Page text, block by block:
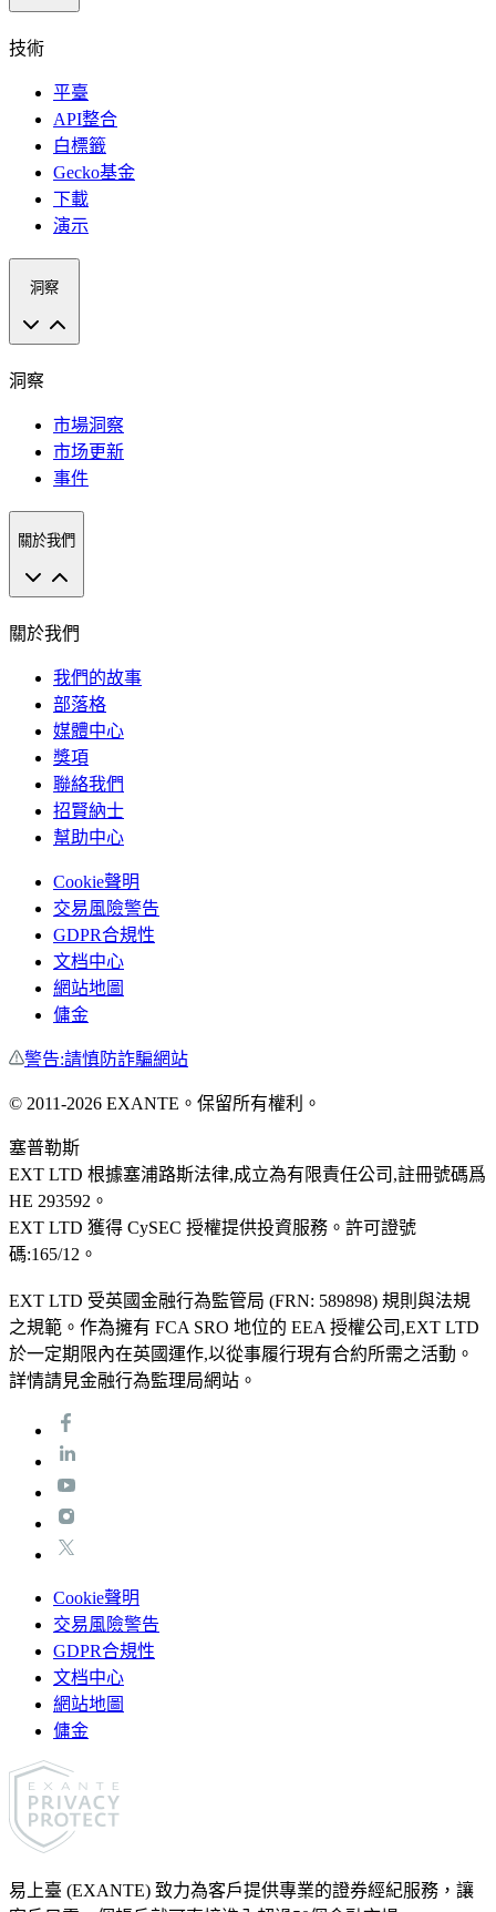
技術
平臺
API整合
白標籤
Gecko基金
下載
演示
洞察
洞察
市場洞察
市场更新
事件
關於我們
關於我們
我們的故事
部落格
媒體中心
獎項
聯絡我們
招賢納士
幫助中心
Cookie聲明
交易風險警告
GDPR合規性
文档中心
網站地圖
傭金
警告:請慎防詐騙網站
© 2011-2026 EXANTE 。保留所有權利。
塞普勒斯
EXT LTD 根據塞浦路斯法律,成立為有限責任公司,註冊號碼爲
HE 293592。
EXT LTD 獲得 CySEC 授權提供投資服務。許可證號
碼:165/12。
EXT LTD 受英國金融行為監管局 (FRN: 589898) 規則與法規
之規範。作為擁有 FCA SRO 地位的 EEA 授權公司,EXT LTD
於一定期限內在英國運作,以從事履行現有合約所需之活動。
詳情請見金融行為監理局網站。
Cookie聲明
交易風險警告
GDPR合規性
文档中心
網站地圖
傭金
易上臺 (EXANTE) 致力為客戶提供專業的證券經紀服務，讓